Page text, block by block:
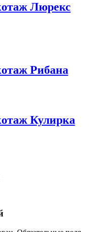
Люрекс
Рибана
Кулирка